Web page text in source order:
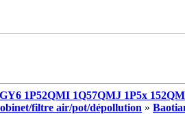
1P52QMI 1Q57QMJ 1P5x
filtre air/pot/dépollution »